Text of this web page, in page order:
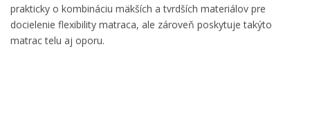
prakticky o kombináciu mäkších a tvrdších materiálov pre
docielenie flexibility matraca, ale zároveň poskytuje takýto
matrac telu aj oporu.